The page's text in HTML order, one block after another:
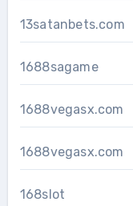
13satanbets.com
1688sagame
1688vegasx.com
1688vegasx.com
168slot